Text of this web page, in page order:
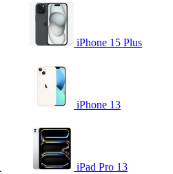
iPhone 15 Plus
iPhone 13
iPad Pro 13